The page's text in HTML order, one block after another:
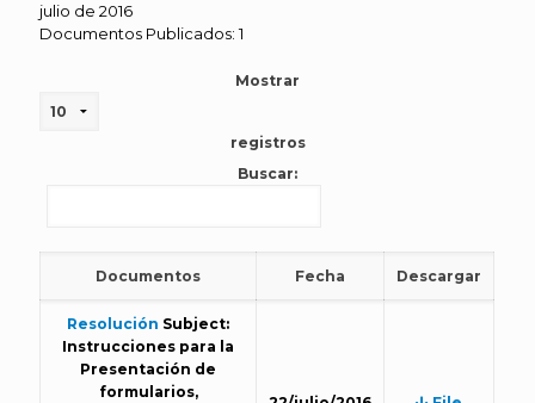
julio de 2016
Documentos Publicados: 1
Mostrar
registros
Buscar:
Documentos Fecha Descargar
Resolución Subject:
Instrucciones para la
Presentación de
formularios,